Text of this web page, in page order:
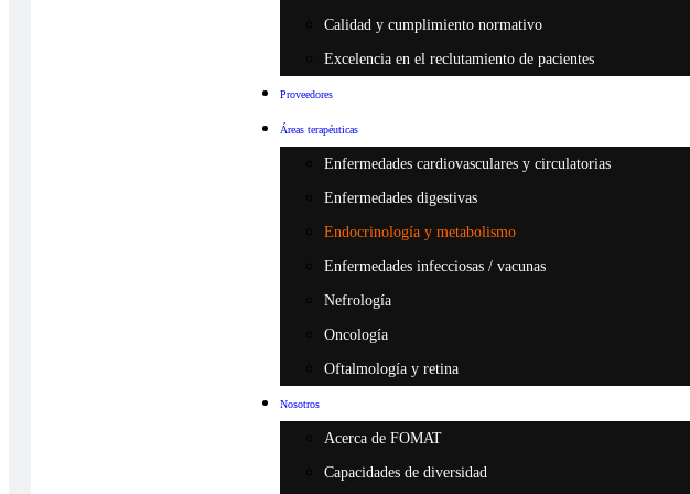
Calidad y cumplimiento normativo
Excelencia en el reclutamiento de pacientes
Proveedores
Áreas terapéuticas
Enfermedades cardiovasculares y circulatorias
Enfermedades digestivas
Endocrinología y metabolismo
Enfermedades infecciosas / vacunas
Nefrología
Oncología
Oftalmología y retina
Nosotros
Acerca de FOMAT
Capacidades de diversidad